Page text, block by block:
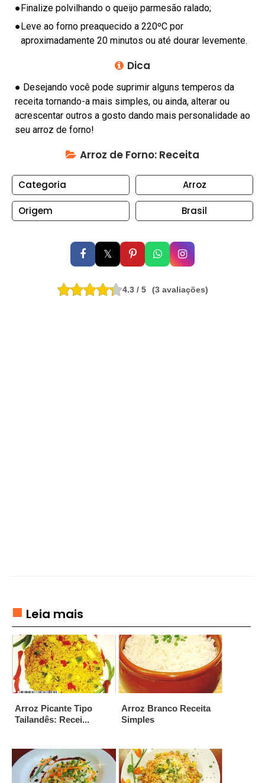
T
O
S
N
S
E
R
S
C
U
A
S
D
R
I
N
K
S
C
O
● Finalize polvilhando o queijo parmesão ralado;
● Leve ao forno preaquecido a 220ºC por
aproximadamente 20 minutos ou até dourar levemente.
Dica
● Desejando você pode suprimir alguns temperos da
receita tornando-a mais simples, ou ainda, alterar ou
acrescentar outros a gosto dando mais personalidade ao
seu arroz de forno!
Arroz de Forno: Receita
Categoria Arroz
Origem Brasil
𝕏
4.3 / 5 (3 avaliações)
Leia mais
Arroz Picante Tipo
Tailandês: Recei...
Arroz Branco Receita
Simples